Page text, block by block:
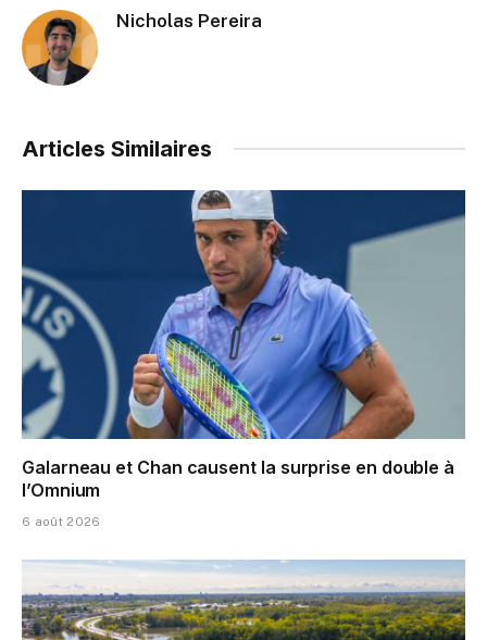
Nicholas Pereira
Articles Similaires
Galarneau et Chan causent la surprise en double à
l’Omnium
6 août 2026